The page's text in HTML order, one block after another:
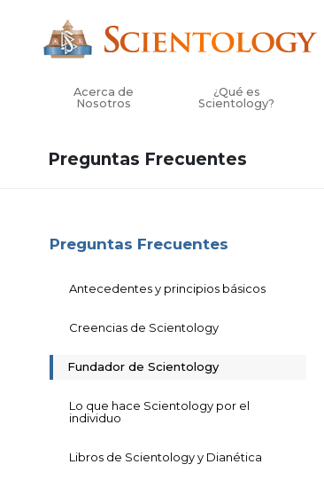
Acerca de
Nosotros
¿Qué es
Scientology?
Preguntas Frecuentes
Preguntas Frecuentes
Antecedentes y principios básicos
Creencias de Scientology
Fundador de Scientology
Lo que hace Scientology por el
individuo
Libros de Scientology y Dianética